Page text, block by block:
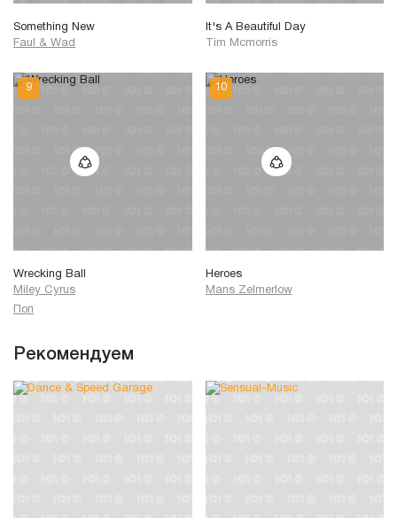
Something New
Faul & Wad
It's A Beautiful Day
Tim Mcmorris
Wrecking Ball
Miley Cyrus
Поп
Heroes
Mans Zelmerlow
Рекомендуем